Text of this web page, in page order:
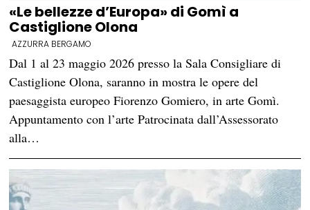
«Le bellezze d’Europa» di Gomì a
Castiglione Olona
AZZURRA BERGAMO
Dal 1 al 23 maggio 2026 presso la Sala Consigliare di
Castiglione Olona, saranno in mostra le opere del
paesaggista europeo Fiorenzo Gomiero, in arte Gomì.
Appuntamento con l’arte Patrocinata dall’Assessorato
alla…